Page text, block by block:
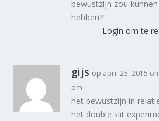
bewustzijn zou kunnen
hebben?
Login om te
gijs op april 25, 2015
pm
het bewustzijn in
het double slit